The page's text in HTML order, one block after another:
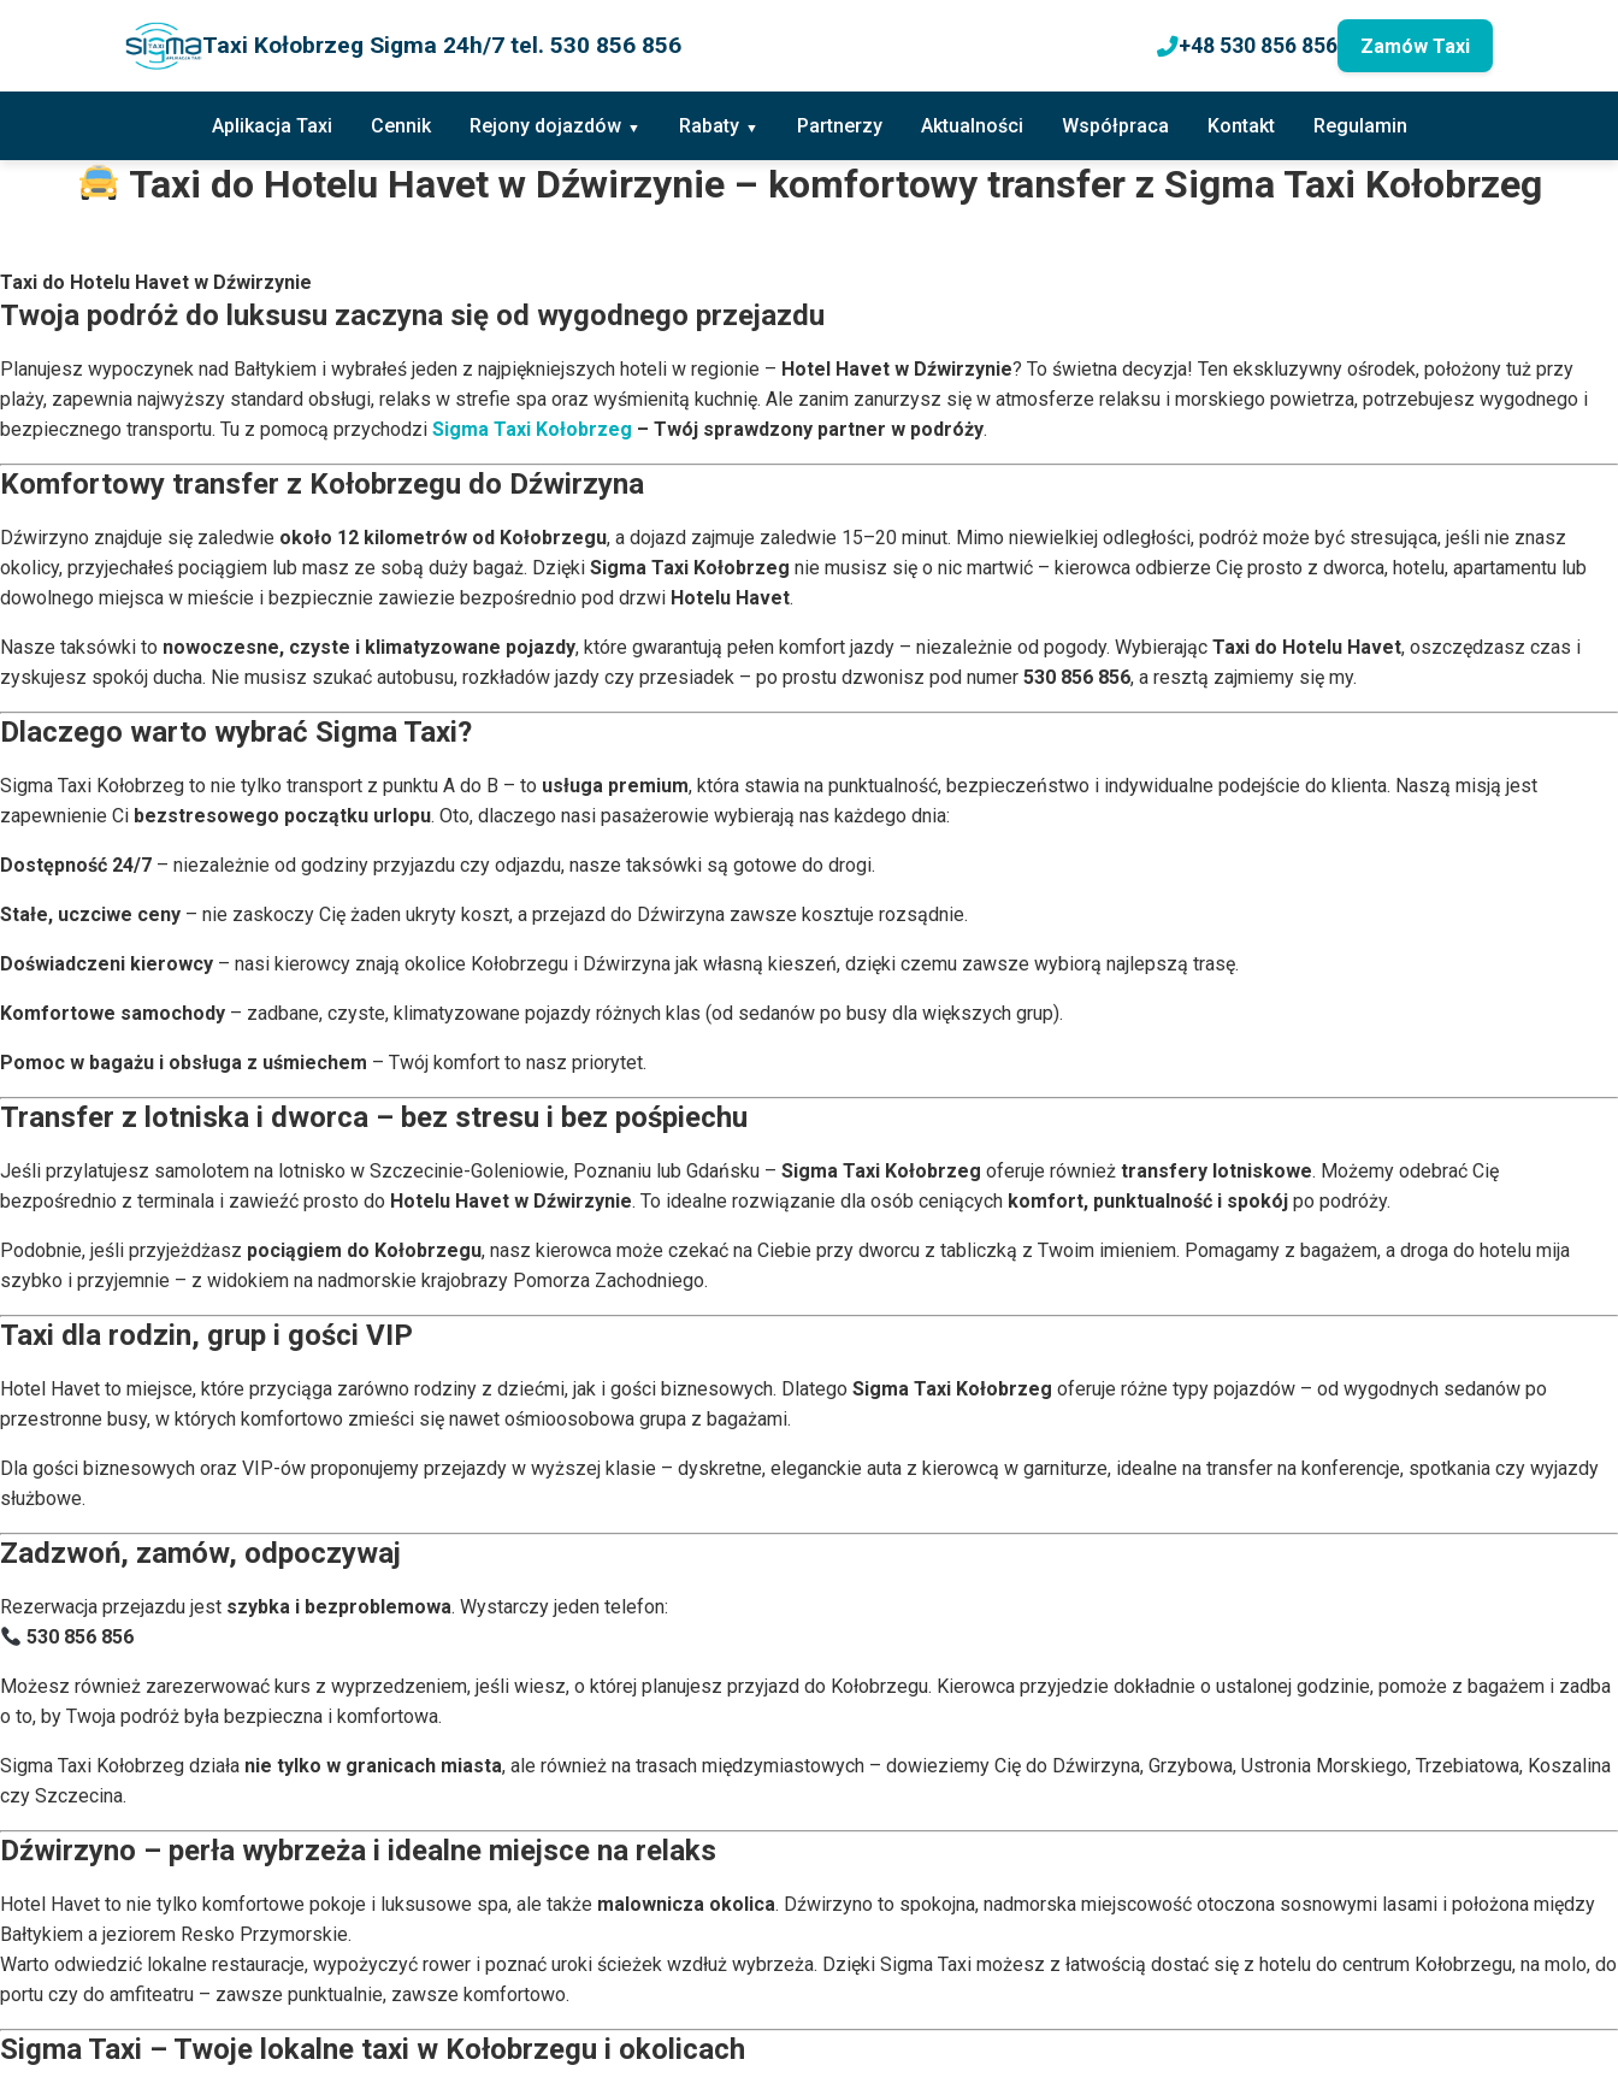
Taxi Kołobrzeg Sigma 24h/7 tel. 530 856 856 +48 530 856 856 Zamów Taxi
Aplikacja Taxi Cennik Rejony dojazdów Rabaty Partnerzy Aktualności Współpraca Kontakt Regulamin
Taxi do Hotelu Havet w Dźwirzynie – komfortowy transfer z Sigma Taxi Kołobrzeg
Taxi do Hotelu Havet w Dźwirzynie
Twoja podróż do luksusu zaczyna się od wygodnego przejazdu
Planujesz wypoczynek nad Bałtykiem i wybrałeś jeden z najpiękniejszych hoteli w regionie – Hotel Havet w Dźwirzynie? To świetna decyzja! Ten ekskluzywny ośrodek, położony tuż przy
plaży, zapewnia najwyższy standard obsługi, relaks w strefie spa oraz wyśmienitą kuchnię. Ale zanim zanurzysz się w atmosferze relaksu i morskiego powietrza, potrzebujesz wygodnego i
bezpiecznego transportu. Tu z pomocą przychodzi Sigma Taxi Kołobrzeg – Twój sprawdzony partner w podróży.
Komfortowy transfer z Kołobrzegu do Dźwirzyna
Dźwirzyno znajduje się zaledwie około 12 kilometrów od Kołobrzegu, a dojazd zajmuje zaledwie 15–20 minut. Mimo niewielkiej odległości, podróż może być stresująca, jeśli nie znasz
okolicy, przyjechałeś pociągiem lub masz ze sobą duży bagaż. Dzięki Sigma Taxi Kołobrzeg nie musisz się o nic martwić – kierowca odbierze Cię prosto z dworca, hotelu, apartamentu lub
dowolnego miejsca w mieście i bezpiecznie zawiezie bezpośrednio pod drzwi Hotelu Havet.
Nasze taksówki to nowoczesne, czyste i klimatyzowane pojazdy, które gwarantują pełen komfort jazdy – niezależnie od pogody. Wybierając Taxi do Hotelu Havet, oszczędzasz czas i
zyskujesz spokój ducha. Nie musisz szukać autobusu, rozkładów jazdy czy przesiadek – po prostu dzwonisz pod numer 530 856 856, a resztą zajmiemy się my.
Dlaczego warto wybrać Sigma Taxi?
Sigma Taxi Kołobrzeg to nie tylko transport z punktu A do B – to usługa premium, która stawia na punktualność, bezpieczeństwo i indywidualne podejście do klienta. Naszą misją jest
zapewnienie Ci bezstresowego początku urlopu. Oto, dlaczego nasi pasażerowie wybierają nas każdego dnia:
Dostępność 24/7 – niezależnie od godziny przyjazdu czy odjazdu, nasze taksówki są gotowe do drogi.
Stałe, uczciwe ceny – nie zaskoczy Cię żaden ukryty koszt, a przejazd do Dźwirzyna zawsze kosztuje rozsądnie.
Doświadczeni kierowcy – nasi kierowcy znają okolice Kołobrzegu i Dźwirzyna jak własną kieszeń, dzięki czemu zawsze wybiorą najlepszą trasę.
Komfortowe samochody – zadbane, czyste, klimatyzowane pojazdy różnych klas (od sedanów po busy dla większych grup).
Pomoc w bagażu i obsługa z uśmiechem – Twój komfort to nasz priorytet.
Transfer z lotniska i dworca – bez stresu i bez pośpiechu
Jeśli przylatujesz samolotem na lotnisko w Szczecinie-Goleniowie, Poznaniu lub Gdańsku – Sigma Taxi Kołobrzeg oferuje również transfery lotniskowe. Możemy odebrać Cię
bezpośrednio z terminala i zawieźć prosto do Hotelu Havet w Dźwirzynie. To idealne rozwiązanie dla osób ceniących komfort, punktualność i spokój po podróży.
Podobnie, jeśli przyjeżdżasz pociągiem do Kołobrzegu, nasz kierowca może czekać na Ciebie przy dworcu z tabliczką z Twoim imieniem. Pomagamy z bagażem, a droga do hotelu mija
szybko i przyjemnie – z widokiem na nadmorskie krajobrazy Pomorza Zachodniego.
Taxi dla rodzin, grup i gości VIP
Hotel Havet to miejsce, które przyciąga zarówno rodziny z dziećmi, jak i gości biznesowych. Dlatego Sigma Taxi Kołobrzeg oferuje różne typy pojazdów – od wygodnych sedanów po
przestronne busy, w których komfortowo zmieści się nawet ośmioosobowa grupa z bagażami.
Dla gości biznesowych oraz VIP-ów proponujemy przejazdy w wyższej klasie – dyskretne, eleganckie auta z kierowcą w garniturze, idealne na transfer na konferencje, spotkania czy wyjazdy
służbowe.
Zadzwoń, zamów, odpoczywaj
Rezerwacja przejazdu jest szybka i bezproblemowa. Wystarczy jeden telefon:
530 856 856
Możesz również zarezerwować kurs z wyprzedzeniem, jeśli wiesz, o której planujesz przyjazd do Kołobrzegu. Kierowca przyjedzie dokładnie o ustalonej godzinie, pomoże z bagażem i zadba
o to, by Twoja podróż była bezpieczna i komfortowa.
Sigma Taxi Kołobrzeg działa nie tylko w granicach miasta, ale również na trasach międzymiastowych – dowieziemy Cię do Dźwirzyna, Grzybowa, Ustronia Morskiego, Trzebiatowa, Koszalina
czy Szczecina.
Dźwirzyno – perła wybrzeża i idealne miejsce na relaks
Hotel Havet to nie tylko komfortowe pokoje i luksusowe spa, ale także malownicza okolica. Dźwirzyno to spokojna, nadmorska miejscowość otoczona sosnowymi lasami i położona między
Bałtykiem a jeziorem Resko Przymorskie.
Warto odwiedzić lokalne restauracje, wypożyczyć rower i poznać uroki ścieżek wzdłuż wybrzeża. Dzięki Sigma Taxi możesz z łatwością dostać się z hotelu do centrum Kołobrzegu, na molo, do
portu czy do amfiteatru – zawsze punktualnie, zawsze komfortowo.
Sigma Taxi – Twoje lokalne taxi w Kołobrzegu i okolicach